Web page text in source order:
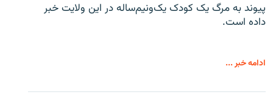
پیوند به مرگ یک کودک یک‌ونیم‌ساله در این ولایت خبر
داده است.
ادامه خبر ...